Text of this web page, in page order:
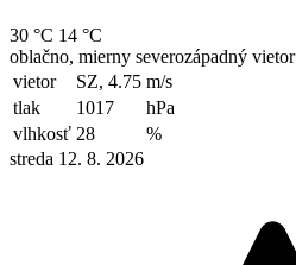
30 °C 14 °C
oblačno, mierny severozápadný vietor
vietor
SZ, 4.75 m/s
tlak
1017
hPa
vlhkosť 28
%
streda 12. 8. 2026